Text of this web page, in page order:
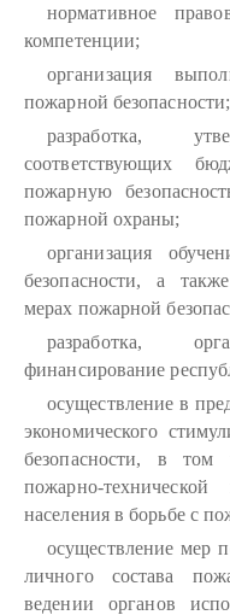
нормативное
компетенции;
организация
пожарной безопасности;
разработка,
соответствующих
пожарную
пожарной охраны;
организация
безопасности, а
мерах пожарной
разработка,
финансирование
осуществление в
экономического
безопасности, в том
пожарно-
населения в борьбе с
осуществление мер
личного состава
ведении органов